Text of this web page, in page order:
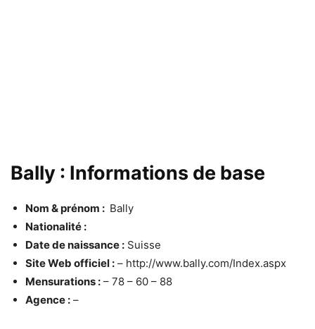
Bally : Informations de base
Nom & prénom : Bally
Nationalité :
Date de naissance : Suisse
Site Web officiel : – http://www.bally.com/Index.aspx
Mensurations : – 78 – 60 – 88
Agence : –